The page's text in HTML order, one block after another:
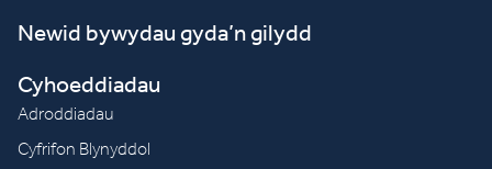
Newid bywydau gyda’n gilydd
Cyhoeddiadau
Adroddiadau
Cyfrifon Blynyddol